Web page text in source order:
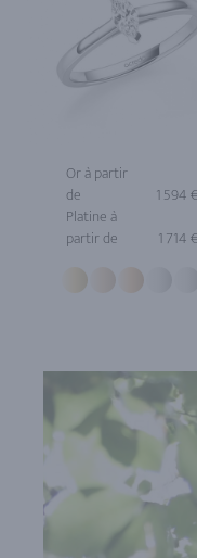
Or à partir
de
1 594 €
Platine à
partir de
1 714 €